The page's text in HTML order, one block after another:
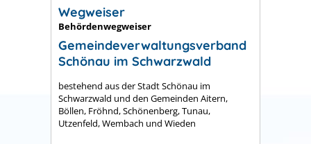
Wegweiser
Behördenwegweiser
Gemeindeverwaltungsverband
Schönau im Schwarzwald
bestehend aus der Stadt Schönau im
Schwarzwald und den Gemeinden Aitern,
Böllen, Fröhnd, Schönenberg, Tunau,
Utzenfeld, Wembach und Wieden